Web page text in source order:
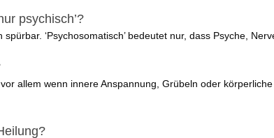
psychisch’?
‘Psychosomatisch’ bedeutet nur, dass Psyche,
allem wenn innere Anspannung, Grübeln oder